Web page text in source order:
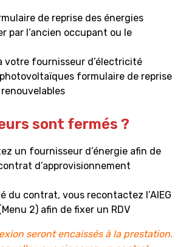
de reprise des énergies
par l’ancien occupant ou le
votre fournisseur d’électricité
formulaire de reprise
sont fermés ?
un fournisseur d’énergie afin de
d’approvisionnement
du contrat, vous recontactez l’AIEG
2) afin de fixer un RDV
seront encaissés à la prestation.